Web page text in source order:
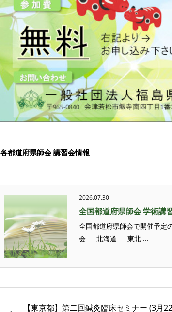
各都道府県師会 講習会情報
2026.07.30
全国都道府県師会 学術講
全国都道府県師会で開催予定
会 北海道 東北 ...
【東京都】第二回鍼灸臨床セミナー (3月22